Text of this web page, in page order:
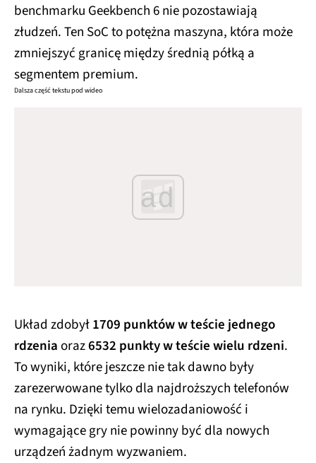
benchmarku Geekbench 6 nie pozostawiają
złudzeń. Ten SoC to potężna maszyna, która może
zmniejszyć granicę między średnią półką a
segmentem premium.
Dalsza część tekstu pod wideo
ad
Układ zdobył1709 punktów w teście jednego
rdzeniaoraz6532 punkty w teście wielu rdzeni.
To wyniki, które jeszcze nie tak dawno były
zarezerwowane tylko dla najdroższych telefonów
na rynku. Dzięki temu wielozadaniowość i
wymagające gry nie powinny być dla nowych
urządzeń żadnym wyzwaniem.